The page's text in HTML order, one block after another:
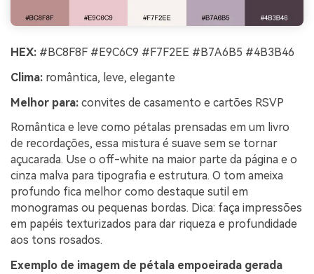
HEX: #BC8F8F #E9C6C9 #F7F2EE #B7A6B5 #4B3B46
Clima: romântica, leve, elegante
Melhor para: convites de casamento e cartões RSVP
Romântica e leve como pétalas prensadas em um livro
de recordações, essa mistura é suave sem se tornar
açucarada. Use o off-white na maior parte da página e o
cinza malva para tipografia e estrutura. O tom ameixa
profundo fica melhor como destaque sutil em
monogramas ou pequenas bordas. Dica: faça impressões
em papéis texturizados para dar riqueza e profundidade
aos tons rosados.
Exemplo de imagem de pétala empoeirada gerada